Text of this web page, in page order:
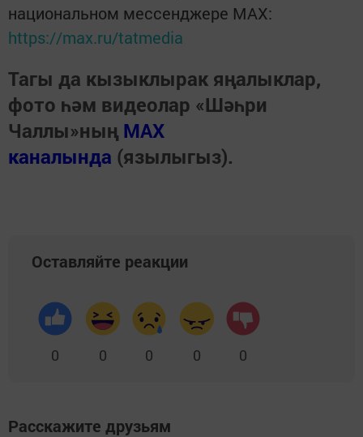
национальном мессенджере MАХ:
https://max.ru/tatmedia
Тагы да кызыклырак яңалыклар,
фото һәм видеолар «Шәһри
Чаллы»ның MAX
каналында (язылыгыз).
Оставляйте реакции
0 0 0 0 0
Расскажите друзьям